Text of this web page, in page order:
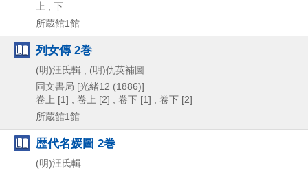
上 , 下
所蔵館1館
列女傳 2巻
(明)汪氏輯 ; (明)仇英補圖
同文書局 [光緒12 (1886)]
卷上 [1] , 卷上 [2] , 卷下 [1] , 卷下 [2]
所蔵館1館
歴代名媛圖 2巻
(明)汪氏輯